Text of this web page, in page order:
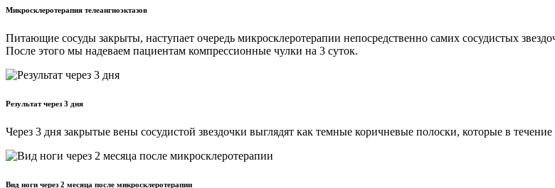
Микросклеротерапия телеангиоэктазов
Питающие сосуды закрыты, наступает очередь микросклеротерапии непосредственно самих сосудистых
После этого мы надеваем пациентам компрессионные чулки на 3 суток.
Результат через 3 дня
Через 3 дня закрытые вены сосудистой звездочки выглядят как темные коричневые полоски, которые в
Вид ноги через 2 месяца после микросклеротерапии